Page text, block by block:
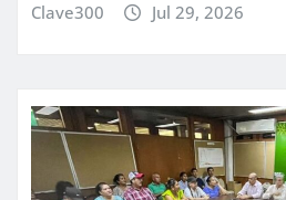
Clave300 Jul 29, 2026